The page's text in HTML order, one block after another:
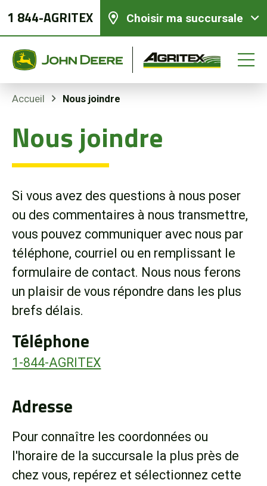
1 844-AGRITEX Choisir ma succursale
Accueil Nous joindre
Nous joindre
Si vous avez des questions à nous poser
ou des commentaires à nous transmettre,
vous pouvez communiquer avec nous par
téléphone, courriel ou en remplissant le
formulaire de contact. Nous nous ferons
un plaisir de vous répondre dans les plus
brefs délais.
Téléphone
1-844-AGRITEX
Adresse
Pour connaître les coordonnées ou
l'horaire de la succursale la plus près de
chez vous, repérez et sélectionnez cette
Équipements neufs
Pièces et services
Agriculture de précision
Boutique
À propos
Promotions
Carrières
Actualités